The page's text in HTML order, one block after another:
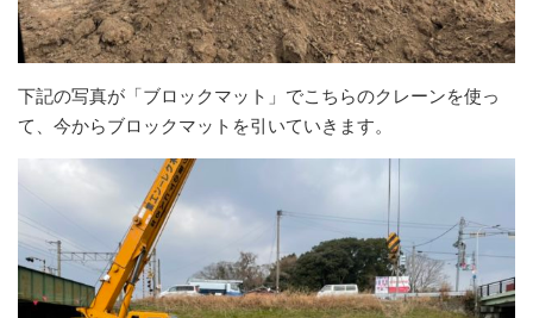
下記の写真が「ブロックマット」でこちらのクレーンを使っ
て、今からブロックマットを引いていきます。